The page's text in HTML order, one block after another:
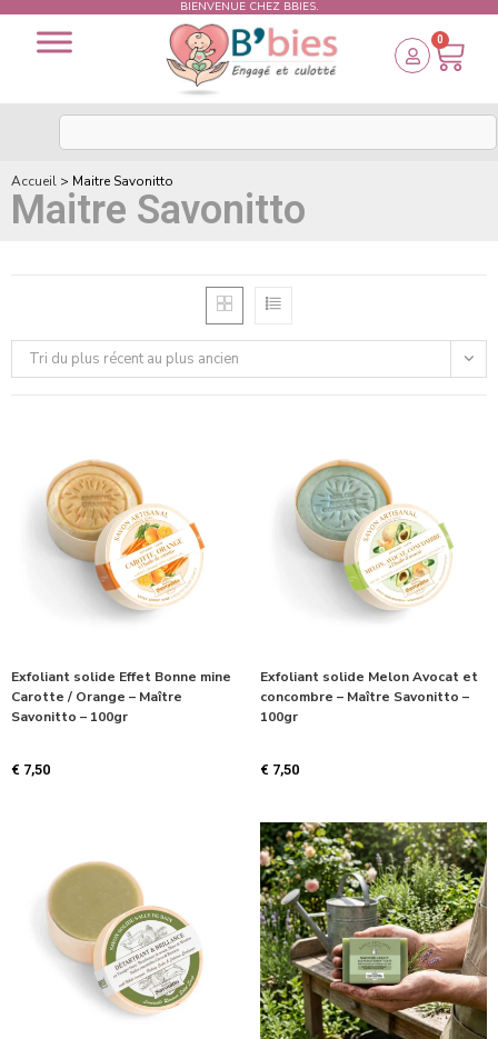
BIENVENUE CHEZ BBIES.
0
Accueil > Maitre Savonitto
Maitre Savonitto
Tri du plus récent au plus ancien
Exfoliant solide Effet Bonne mine
Carotte / Orange – Maître
Savonitto – 100gr
€ 7,50
Exfoliant solide Melon Avocat et
concombre – Maître Savonitto –
100gr
€ 7,50